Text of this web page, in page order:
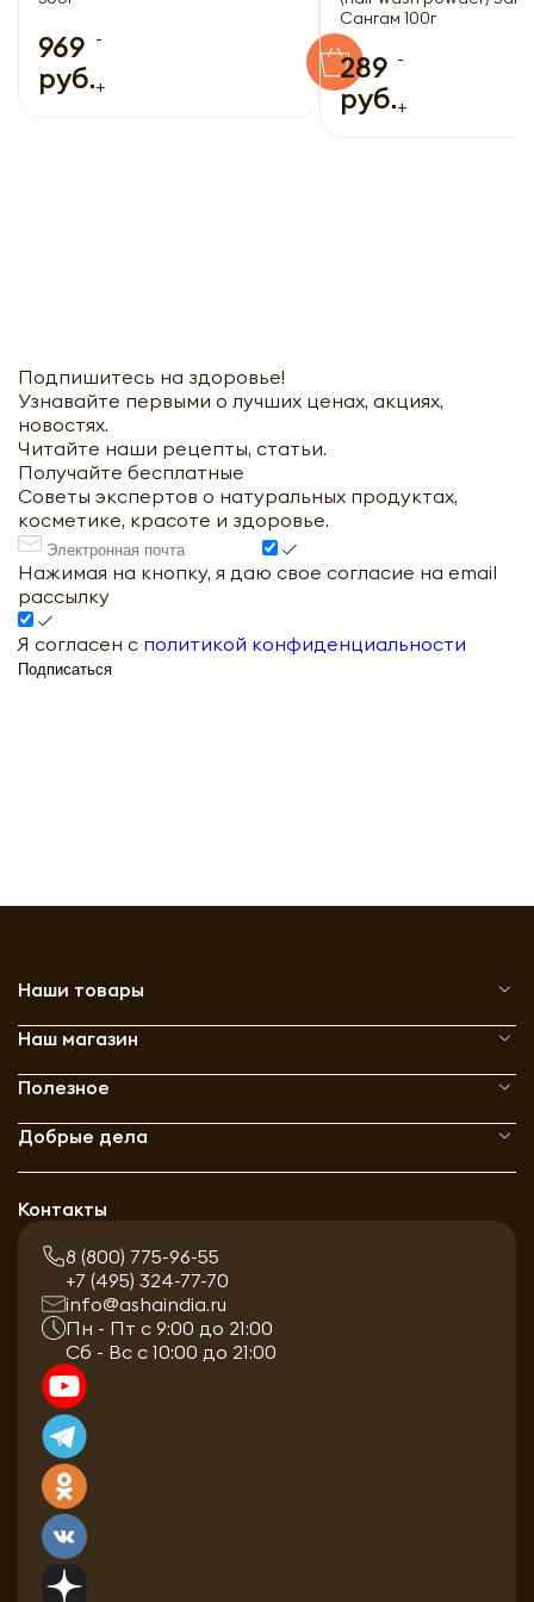
969
руб.
-
+
Сангам 100г
289
руб.
-
+
Подпишитесь на здоровье!
Узнавайте первыми о лучших ценах, акциях,
новостях.
Читайте наши рецепты, статьи.
Получайте бесплатные
Советы экспертов о натуральных продуктах,
косметике, красоте и здоровье.
Нажимая на кнопку, я даю свое согласие на email
рассылку
Я согласен с политикой конфиденциальности
Подписаться
Наши товары
Наш магазин
Полезное
Добрые дела
Контакты
8 (800) 775-96-55
+7 (495) 324-77-70
info@ashaindia.ru
Пн - Пт с 9:00 до 21:00
Сб - Вс с 10:00 до 21:00